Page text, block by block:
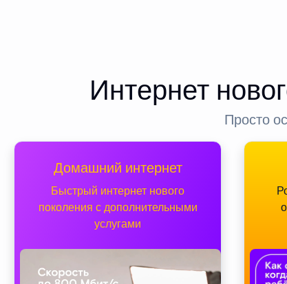
Интернет
Просто
Домашний интернет
Быстрый интернет нового
поколения с дополнительными
услугами